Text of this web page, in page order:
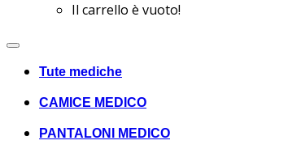
Il carrello è vuoto!
Tute mediche
CAMICE MEDICO
PANTALONI MEDICO